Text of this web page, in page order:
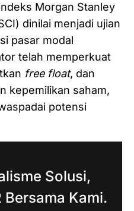
Morgan Stanley
dinilai menjadi ujian
pasar modal
telah memperkuat
free float, dan
kepemilikan saham,
potensi
Solusi,
Bersama Kami.